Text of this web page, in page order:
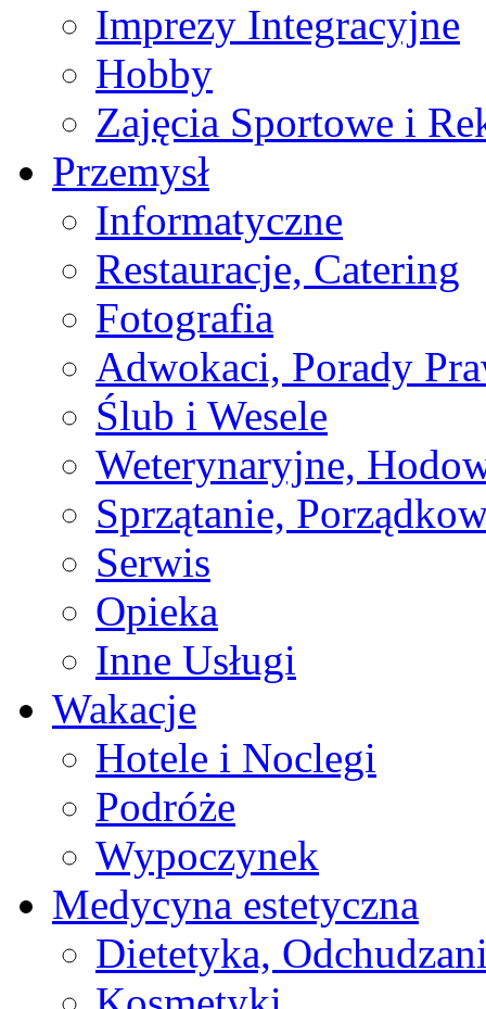
Imprezy Integracyjne
Hobby
Zajęcia Sportowe i
Przemysł
Informatyczne
Restauracje, Catering
Fotografia
Adwokaci, Porady
Ślub i Wesele
Weterynaryjne,
Sprzątanie,
Serwis
Opieka
Inne Usługi
Wakacje
Hotele i Noclegi
Podróże
Wypoczynek
Medycyna estetyczna
Dietetyka,